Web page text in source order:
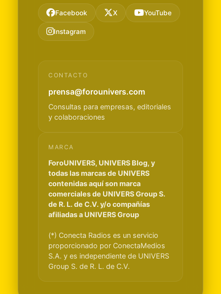
Facebook X YouTube
Instagram
CONTACTO
prensa@forounivers.com
Consultas para empresas, editoriales
y colaboraciones
MARCA
ForoUNIVERS, UNIVERS Blog, y
todas las marcas de UNIVERS
contenidas aquí son marca
comerciales de UNIVERS Group S.
de R. L. de C.V. y/o compañías
afiliadas a UNIVERS Group
(*) Conecta Radios es un servicio
proporcionado por ConectaMedios
S.A. y es independiente de UNIVERS
Group S. de R. L. de C.V.